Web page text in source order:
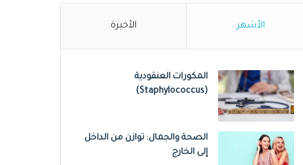
الأشهر الأخيرة
المكورات العنقودية
(Staphylococcus)
الصحة والجمال: توازن من الداخل
إلى الخارج